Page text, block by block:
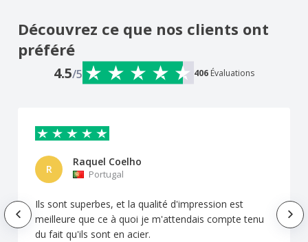
Découvrez ce que nos clients ont
préféré
4.5/5 406 Évaluations
R
Raquel Coelho
Portugal
Ils sont superbes, et la qualité d'impression est
meilleure que ce à quoi je m'attendais compte tenu
du fait qu'ils sont en acier.